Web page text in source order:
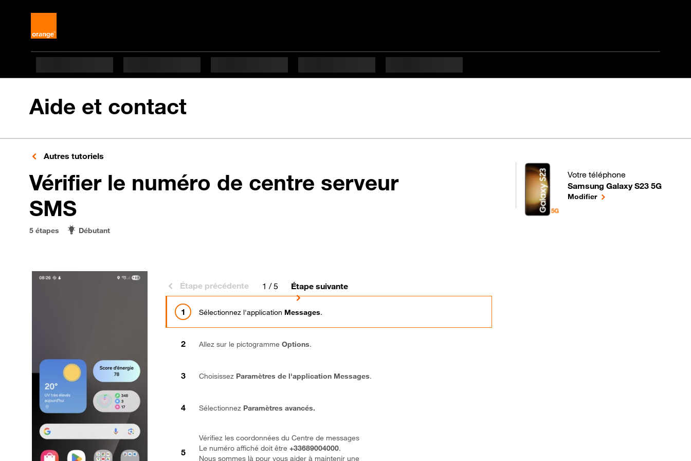
Aide et contact
Autres tutoriels
Vérifier le numéro de centre serveur
SMSen 5 étapes difficulté Débutant
5 étapes Débutant
Votre téléphone
Samsung Galaxy S23 5G
pour votre Samsung Galaxy S23
Modifierle téléphone sélectionné
Étape précédente 1 / 5 Étape suivante
Sélectionnez l'application Messages.
Allez sur le pictogrammeOptions.
Choisissez Paramètres de l'application Messages.
Sélectionnez Paramètres avancés.
Vérifiez les coordonnées du Centre de messages
Le numéro affiché doit être+33689004000.
Nous sommes là pour vous aider à maintenir une